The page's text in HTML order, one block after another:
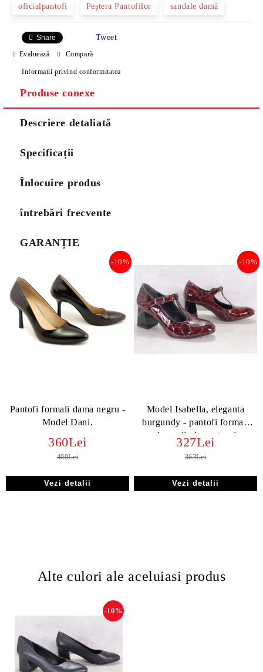
oficialpantofi Peștera Pantofilor sandale damă
Share Tweet
Evaluează Compară
Informatii privind conformitatea
Produse conexe
Descriere detaliată
Specificații
Înlocuire produs
întrebări frecvente
GARANȚIE
Pantofi formali dama negru -
Model Dani.
-10%
360Lei
400Lei
Vezi detalii
Model Isabella, eleganta
burgundy - pantofi formali
dama din lac natural
-10%
327Lei
363Lei
Vezi detalii
Alte culori ale aceluiasi produs
-10%